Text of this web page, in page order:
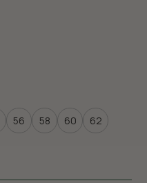
56 58 60
62